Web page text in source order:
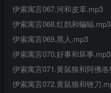
伊索寓言067.河和皮革.mp3
伊索寓言068.红鹊和蝙蝠.mp3
伊索寓言069.黑人.mp3
伊索寓言070.好事和坏事.mp3
伊索寓言071.黄鼠狼和阿佛
伊索寓言072.黄鼠狼和锉刀